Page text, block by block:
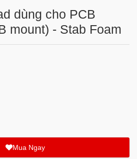
dùng cho PCB
mount) - Stab Foam
Mua Ngay